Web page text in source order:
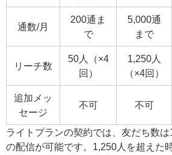
通数/月
200通ま
で
5,000通
まで
リーチ数
50人（×4
回）
1,250人
（×4回）
追加メッ
セージ
不可 不可
ライトプランの契約では、友だち数
の配信が可能です。1,250人を超えた